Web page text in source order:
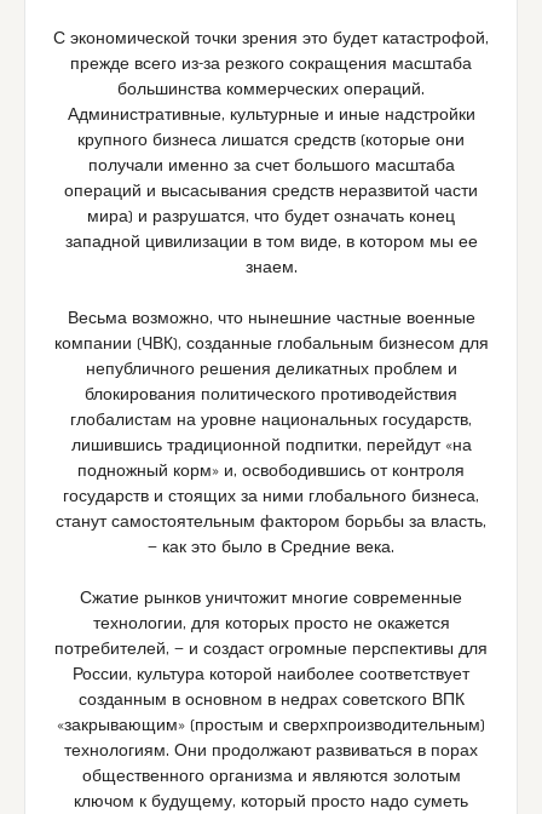
С экономической точки зрения это будет катастрофой,
прежде всего из-за резкого сокращения масштаба
большинства коммерческих операций.
Административные, культурные и иные надстройки
крупного бизнеса лишатся средств (которые они
получали именно за счет большого масштаба
операций и высасывания средств неразвитой части
мира) и разрушатся, что будет означать конец
западной цивилизации в том виде, в котором мы ее
знаем.
Весьма возможно, что нынешние частные военные
компании (ЧВК), созданные глобальным бизнесом для
непубличного решения деликатных проблем и
блокирования политического противодействия
глобалистам на уровне национальных государств,
лишившись традиционной подпитки, перейдут «на
подножный корм» и, освободившись от контроля
государств и стоящих за ними глобального бизнеса,
станут самостоятельным фактором борьбы за власть,
— как это было в Средние века.
Сжатие рынков уничтожит многие современные
технологии, для которых просто не окажется
потребителей, — и создаст огромные перспективы для
России, культура которой наиболее соответствует
созданным в основном в недрах советского ВПК
«закрывающим» (простым и сверхпроизводительным)
технологиям. Они продолжают развиваться в порах
общественного организма и являются золотым
ключом к будущему, который просто надо суметь